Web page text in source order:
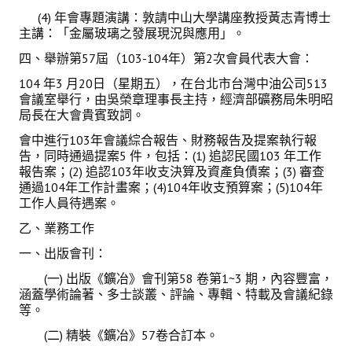
(4) 年會專題演講：敦請中山大學講座教授黃志青博士
主講：「金屬玻璃之發展現況與應用」。
四、舉辦第57屆（103-104年）第2次會員代表大會：
104 年3 月20日（星期五），在台北市台灣中油公司513
會議室舉行，由吳榮章理事長主持，經濟部礦務局朱明昭
局長在大會貴賓致詞。
會中進行103年會議綜合報告、財務報告及提案執行報
告，同時通過提案5 件，包括：(1) 追認民國103 年工作
報告案；(2) 追認103年收支決算及資產負債案；(3) 審查
通過104年工作計畫案；(4)104年收支預算案；(5)104年
工作人員待遇案。
乙、業務工作
一、出版會刊：
(一) 出版《鑛冶》會刊第58 卷第1~3 期，內容豐富，
涵蓋學術論著、多士談叢、評論、專輯、特載及會議紀錄
等。
(二) 精裝《鑛冶》57卷合訂本。